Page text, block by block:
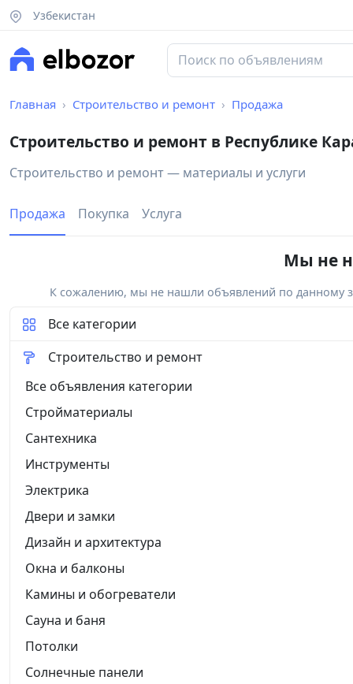
Узбекистан
Главная Строительство и ремонт Продажа
Строительство и ремонт в Республике
Строительство и ремонт — материалы и услуги
Продажа Покупка Услуга
Мы не
К сожалению, мы не нашли объявлений по данному
Все категории
Строительство и ремонт
Все объявления категории
Стройматериалы
Сантехника
Инструменты
Электрика
Двери и замки
Дизайн и архитектура
Окна и балконы
Камины и обогреватели
Сауна и баня
Потолки
Солнечные панели